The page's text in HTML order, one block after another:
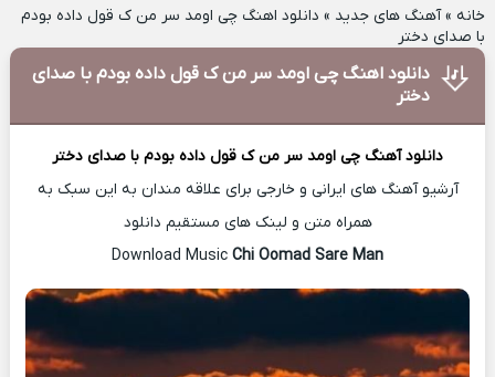
خانه»آهنگ های جدید » دانلود اهنگ چی اومد سر من ک قول داده بودم
با صدای دختر
دانلود اهنگ چی اومد سر من ک قول داده بودم با صدای
دختر
دانلود آهنگ چی اومد سر من ک قول داده بودم با صدای دختر
آرشیو آهنگ های ایرانی و خارجی برای علاقه مندان به این سبک به
همراه متن و لینک های مستقیم دانلود
Download Music
Chi Oomad Sare Man